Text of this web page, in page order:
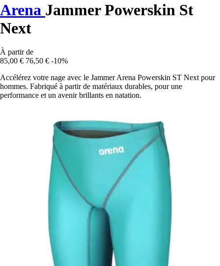
Arena Jammer Powerskin St
Next
À partir de
85,00 € 76,50 € -10%
Accélérez votre nage avec le Jammer Arena Powerskin ST Next pour
hommes. Fabriqué à partir de matériaux durables, pour une
performance et un avenir brillants en natation.